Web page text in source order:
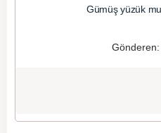
Gümüş yüzük
Gönderen: